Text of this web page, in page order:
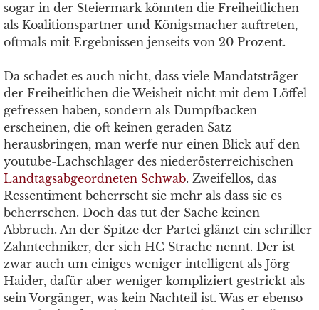
sogar in der Steiermark könnten die Freiheitlichen
als Koalitionspartner und Königsmacher auftreten,
oftmals mit Ergebnissen jenseits von 20 Prozent.
Da schadet es auch nicht, dass viele Mandatsträger
der Freiheitlichen die Weisheit nicht mit dem Löffel
gefressen haben, sondern als Dumpfbacken
erscheinen, die oft keinen geraden Satz
herausbringen, man werfe nur einen Blick auf den
youtube-Lachschlager des niederösterreichischen
Landtagsabgeordneten Schwab. Zweifellos, das
Ressentiment beherrscht sie mehr als dass sie es
beherrschen. Doch das tut der Sache keinen
Abbruch. An der Spitze der Partei glänzt ein schriller
Zahntechniker, der sich HC Strache nennt. Der ist
zwar auch um einiges weniger intelligent als Jörg
Haider, dafür aber weniger kompliziert gestrickt als
sein Vorgänger, was kein Nachteil ist. Was er ebenso